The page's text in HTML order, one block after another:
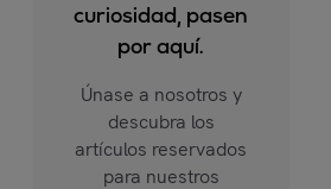
curiosidad, pasen
por aquí.
Únase a nosotros y
descubra los
artículos reservados
para nuestros